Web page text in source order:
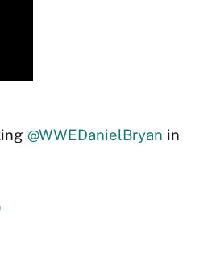
@WWEDanielBryan in